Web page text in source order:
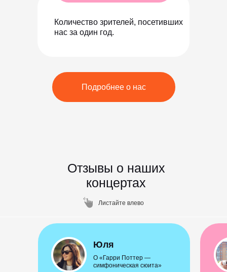
Подробнее о нас
Количество зрителей, посетивших
нас за один год.
Отзывы о наших
концертах
Листайте влево
Юля
О «Гарри Поттер —
симфоническая сюита»